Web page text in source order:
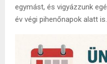
egymást, és vigyázzunk
év végi pihenőnapok alatt is.